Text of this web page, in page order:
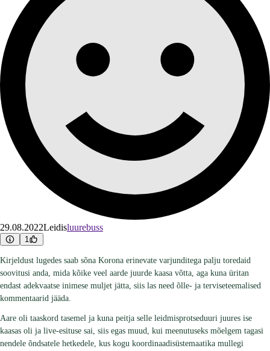
29.08.2022Leidisluurebuss
1
Kirjeldust lugedes saab sõna Korona erinevate varjunditega palju toredaid
soovitusi anda, mida kõike veel aarde juurde kaasa võtta, aga kuna üritan
endast adekvaatse inimese muljet jätta, siis las need õlle- ja terviseteemalised
kommentaarid jääda.
Aare oli taaskord tasemel ja kuna peitja selle leidmisprotseduuri juures ise
kaasas oli ja live-esituse sai, siis egas muud, kui meenutuseks mõelgem tagasi
nendele õndsatele hetkedele, kus kogu koordinaadisüstemaatika mullegi